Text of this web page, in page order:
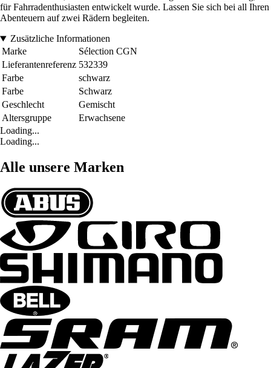
für Fahrradenthusiasten entwickelt wurde. Lassen Sie sich bei all Ihren
Abenteuern auf zwei Rädern begleiten.
Zusätzliche Informationen
Marke
Sélection CGN
Lieferantenreferenz 532339
Farbe
schwarz
Farbe
Schwarz
Geschlecht
Gemischt
Altersgruppe
Erwachsene
Loading...
Loading...
Alle unsere Marken